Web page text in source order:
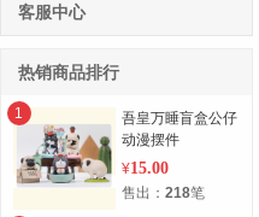
客服中心
热销商品排行
1
吾皇万睡盲盒公仔
动漫摆件
¥15.00
售出： 218笔